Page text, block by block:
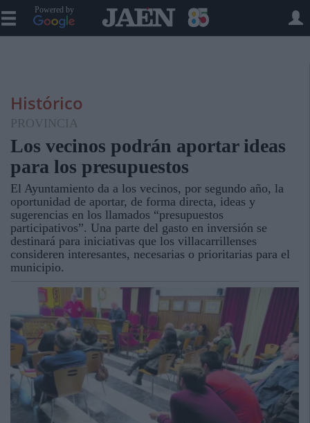
Powered by
Histórico
PROVINCIA
Los vecinos podrán aportar ideas
para los presupuestos
El Ayuntamiento da a los vecinos, por segundo año, la
oportunidad de aportar, de forma directa, ideas y
sugerencias en los llamados “presupuestos
participativos”. Una parte del gasto en inversión se
destinará para iniciativas que los villacarrillenses
consideren interesantes, necesarias o prioritarias para el
municipio.